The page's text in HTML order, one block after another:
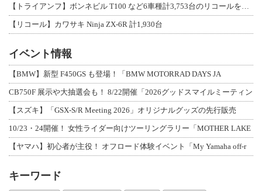
【トライアンフ】ボンネビル T100 など6車種計3,753台のリコールを発表
【リコール】カワサキ Ninja ZX-6R 計1,930台
イベント情報
【BMW】新型 F450GS も登場！「BMW MOTORRAD DAYS JA
CB750F 展示や大抽選会も！ 8/22開催「2026グッドスマイルミーティン
【スズキ】「GSX-S/R Meeting 2026」オリジナルグッズの先行販売
10/23・24開催！ 女性ライダー向けツーリングラリー「MOTHER LAKE
【ヤマハ】初心者が主役！ オフロード体験イベント「My Yamaha off-r
キーワード